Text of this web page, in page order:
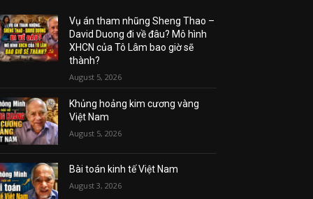
Vụ án tham nhũng Sheng Thao –
David Duong đi về đâu? Mô hình
XHCN của Tô Lâm bao giờ sẽ
thành?
August 5, 2026
Khủng hoảng kim cương vàng
Việt Nam
August 5, 2026
Bài toán kinh tế Việt Nam
August 3, 2026